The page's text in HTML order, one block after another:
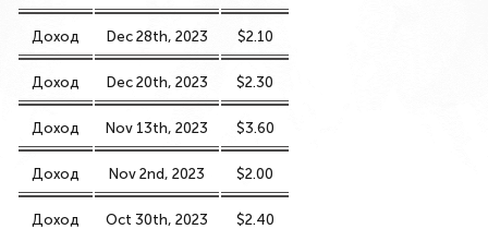
Доход Dec 28th, 2023 $2.10
Доход Dec 20th, 2023 $2.30
Доход Nov 13th, 2023 $3.60
Доход Nov 2nd, 2023 $2.00
Доход Oct 30th, 2023 $2.40